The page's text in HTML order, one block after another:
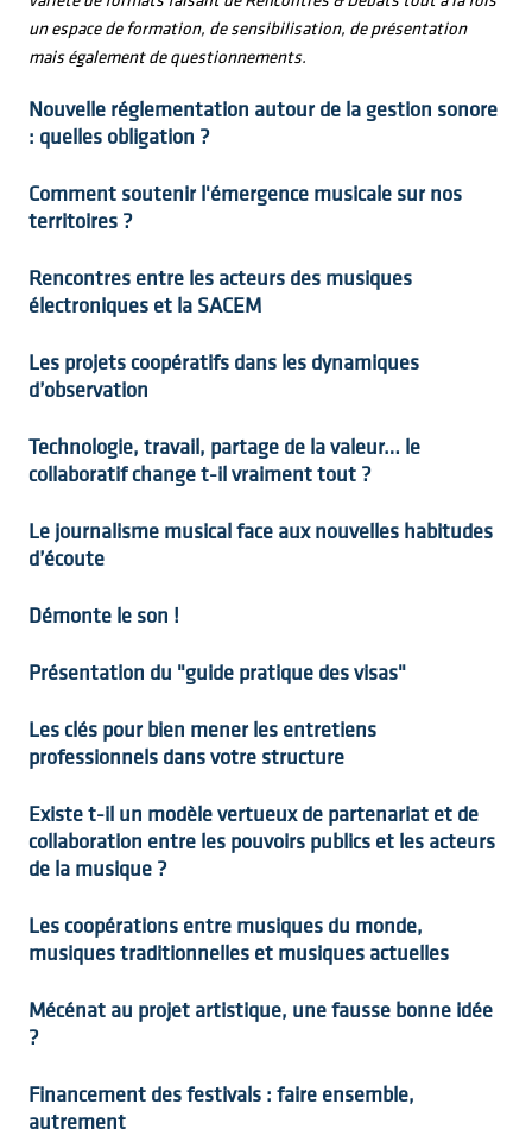
un espace de formation, de sensibilisation, de présentation
mais également de questionnements.
Nouvelle réglementation autour de la gestion sonore
: quelles obligation ?
Comment soutenir l'émergence musicale sur nos
territoires ?
Rencontres entre les acteurs des musiques
électroniques et la SACEM
Les projets coopératifs dans les dynamiques
d’observation
Technologie, travail, partage de la valeur… le
collaboratif change t-il vraiment tout ?
Le journalisme musical face aux nouvelles habitudes
d’écoute
Démonte le son !
Présentation du "guide pratique des visas"
Les clés pour bien mener les entretiens
professionnels dans votre structure
Existe t-il un modèle vertueux de partenariat et de
collaboration entre les pouvoirs publics et les acteurs
de la musique ?
Les coopérations entre musiques du monde,
musiques traditionnelles et musiques actuelles
Mécénat au projet artistique, une fausse bonne idée
?
Financement des festivals : faire ensemble,
autrement